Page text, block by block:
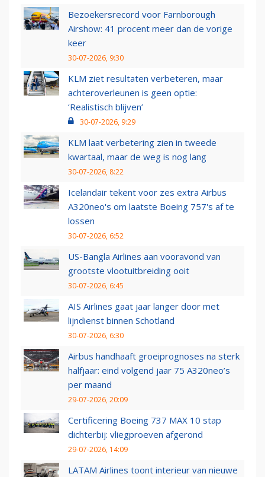
Bezoekersrecord voor Farnborough
Airshow: 41 procent meer dan de vorige
keer
30-07-2026, 9:30
KLM ziet resultaten verbeteren, maar
achteroverleunen is geen optie:
‘Realistisch blijven’
30-07-2026, 9:29
KLM laat verbetering zien in tweede
kwartaal, maar de weg is nog lang
30-07-2026, 8:22
Icelandair tekent voor zes extra Airbus
A320neo's om laatste Boeing 757's af te
lossen
30-07-2026, 6:52
US-Bangla Airlines aan vooravond van
grootste vlootuitbreiding ooit
30-07-2026, 6:45
AIS Airlines gaat jaar langer door met
lijndienst binnen Schotland
30-07-2026, 6:30
Airbus handhaaft groeiprognoses na sterk
halfjaar: eind volgend jaar 75 A320neo’s
per maand
29-07-2026, 20:09
Certificering Boeing 737 MAX 10 stap
dichterbij: vliegproeven afgerond
29-07-2026, 14:09
LATAM Airlines toont interieur van nieuwe